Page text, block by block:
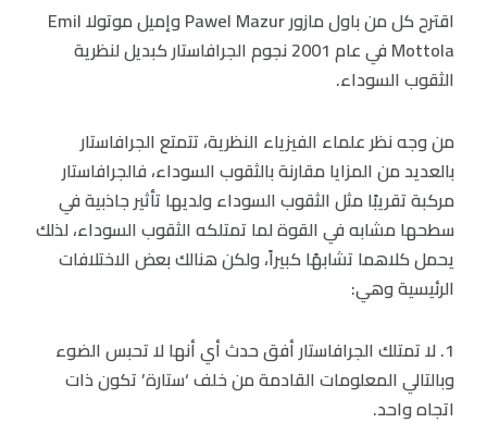
اقترح كل من باول مازور Pawel Mazur وإميل موتولا Emil
Mottola في عام 2001 نجوم الجرافاستار كبديل لنظرية
الثقوب السوداء.
من وجه نظر علماء الفيزياء النظرية، تتمتع الجرافاستار
بالعديد من المزايا مقارنة بالثقوب السوداء، فالجرافاستار
مركبة تقريبًا مثل الثقوب السوداء ولديها تأثير جاذبية في
سطحها مشابه في القوة لما تمتلكه الثقوب السوداء، لذلك
يحمل كلاهما تشابهًا كبيراً، ولكن هنالك بعض الاختلافات
الرئيسية وهي:
1. لا تمتلك الجرافاستار أفق حدث أي أنها لا تحبس الضوء
وبالتالي المعلومات القادمة من خلف ‘ستارة’ تكون ذات
اتجاه واحد.